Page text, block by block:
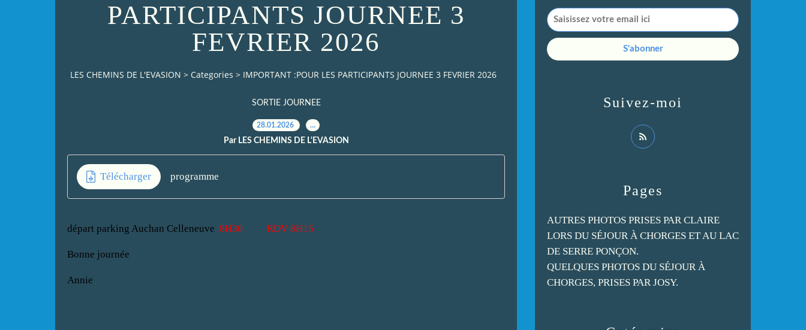
PARTICIPANTS JOURNEE 3
FEVRIER 2026
LES CHEMINS DE L'EVASION > Categories > IMPORTANT :POUR LES PARTICIPANTS JOURNEE 3 FEVRIER 2026
SORTIE JOURNEE
28.01.2026 …
Par LES CHEMINS DE L'EVASION
Télécharger programme
départ parking Auchan Celleneuve 8H30 RDV 8H15
Bonne journée
Annie
Pages
AUTRES PHOTOS PRISES PAR CLAIRE
LORS DU SÉJOUR À CHORGES ET AU LAC
DE SERRE PONÇON.
QUELQUES PHOTOS DU SÉJOUR À
CHORGES, PRISES PAR JOSY.
Suivez-moi